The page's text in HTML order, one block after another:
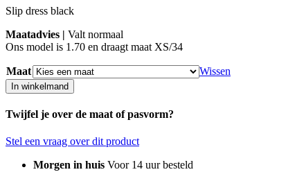
Slip dress black
Maatadvies | Valt normaal
Ons model is 1.70 en draagt maat XS/34
Maat Wissen
In winkelmand
Twijfel je over de maat of pasvorm?
Stel een vraag over dit product
Morgen in huis Voor 14 uur besteld